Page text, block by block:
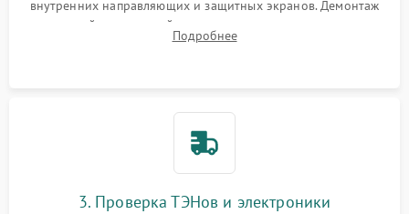
внутренних направляющих и защитных экранов. Демонтаж
задней или верхней панели для прямого доступа к
нагревательным элементам, плате и вентиляторам.
Подробнее
3. Проверка ТЭНов и электроники